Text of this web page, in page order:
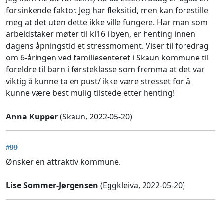
forsinkende faktor. Jeg har fleksitid, men kan forestille
meg at det uten dette ikke ville fungere. Har man som
arbeidstaker møter til kl16 i byen, er henting innen
dagens åpningstid et stressmoment. Viser til foredrag
om 6-åringen ved familiesenteret i Skaun kommune til
foreldre til barn i førsteklasse som fremma at det var
viktig å kunne ta en pust/ ikke være stresset for å
kunne være best mulig tilstede etter henting!
Anna Kupper(Skaun, 2022-05-20)
#99
Ønsker en attraktiv kommune.
Lise Sommer-Jørgensen (Eggkleiva, 2022-05-20)